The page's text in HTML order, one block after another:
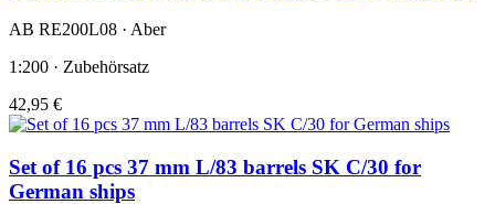
AB RE200L08 · Aber
1:200 · Zubehörsatz
42,95 €
Set of 16 pcs 37 mm L/83 barrels SK C/30 for
German ships